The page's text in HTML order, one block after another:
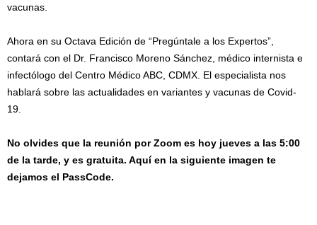
vacunas.
Ahora en su Octava Edición de “Pregúntale a los Expertos”,
contará con el Dr. Francisco Moreno Sánchez, médico internista e
infectólogo del Centro Médico ABC, CDMX. El especialista nos
hablará sobre las actualidades en variantes y vacunas de Covid-
19.
No olvides que la reunión por Zoom es hoy jueves a las 5:00
de la tarde, y es gratuita. Aquí en la siguiente imagen te
dejamos el PassCode.